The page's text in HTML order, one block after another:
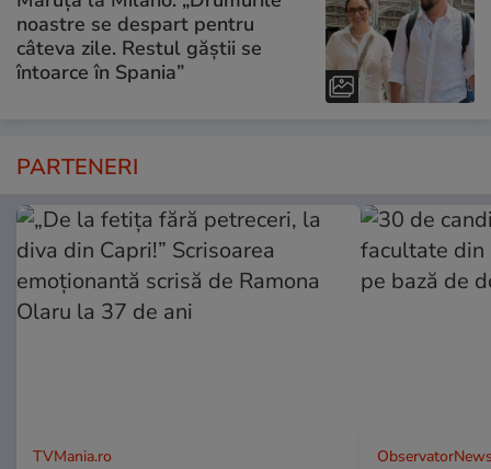
noastre se despart pentru
câteva zile. Restul găștii se
întoarce în Spania”
PARTENERI
TVMania.ro